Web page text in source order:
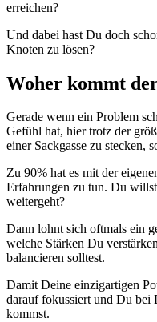
erreichen?
Und dabei hast Du doch
Knoten zu lösen?
Woher kommt
Gerade wenn ein Problem
Gefühl hat, hier trotz der
einer Sackgasse zu stecken,
Zu 90% hat es mit der
Erfahrungen zu tun. Du
weitergeht?
Dann lohnt sich oftmals ein
welche Stärken Du
balancieren solltest.
Damit Deine einzigartigen
darauf fokussiert und Du bei
kommst.